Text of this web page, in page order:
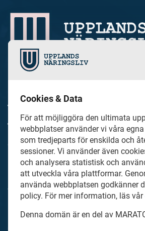
värdefulla berättelser och
från och om det lokala
dess aktörer samt en hel
läsvärt innehåll.
UpplandsNaringsliv.se är en del av
Cookies & Data
För att möjliggöra den ultimata
webbplatser använder vi våra
som tredjeparts för enskilda och
sessioner. Vi använder även
och analysera statistisk och
att utveckla våra plattformar.
använda webbplatsen godkänner
policy. För mer information, läs vår
Denna domän är en del av